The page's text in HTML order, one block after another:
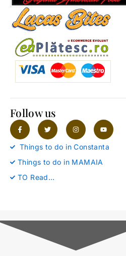
Follow us
F
a
c
e
b
o
-
f
T
w
i
t
t
r
I
n
s
t
a
r
Y
o
t
u
Things to do in Constanta
Things to do in MAMAIA
TO Read…